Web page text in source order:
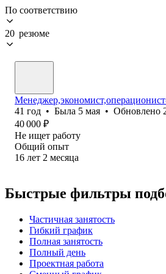
По соответствию
20 резюме
41 год • Была 5 мая • Обновлено
40 000 ₽
Не ищет работу
Общий опыт
16 лет 2 месяца
Быстрые фильтры
Частичная занятость
Гибкий график
Полная занятость
Полный день
Проектная работа